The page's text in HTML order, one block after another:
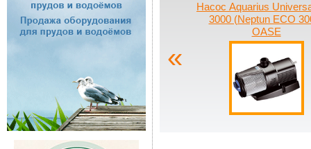
«
Насос Aquarius
3000 (Neptun ECO
OASE